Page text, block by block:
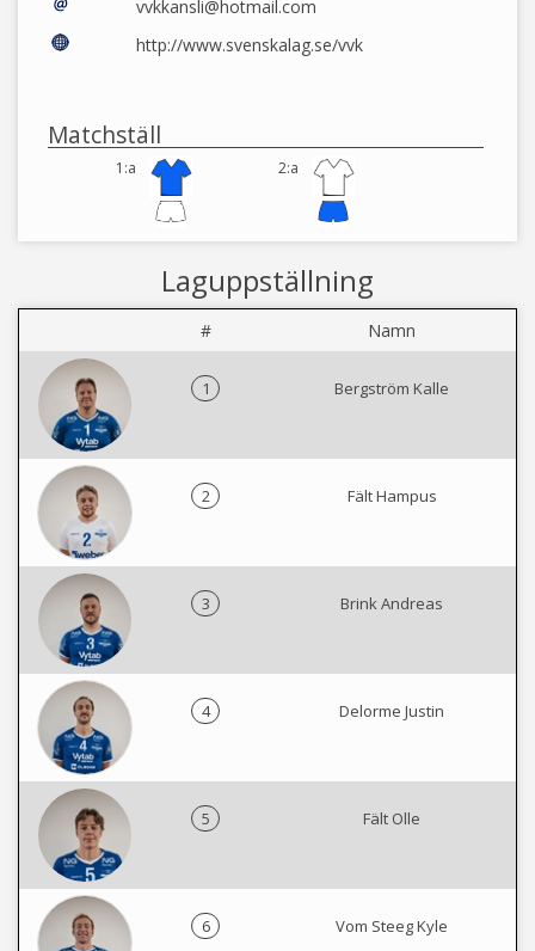
vvkkansli@hotmail.com
http://www.svenskalag.se/vvk
Matchställ
1:a 2:a
Laguppställning
# Namn
1 Bergström Kalle
2 Fält Hampus
3 Brink Andreas
4 Delorme Justin
5 Fält Olle
6 Vom Steeg Kyle